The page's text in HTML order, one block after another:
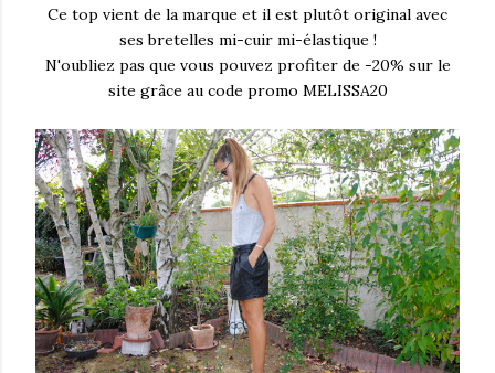
Ce top vient de la marque et il est plutôt original avec
ses bretelles mi-cuir mi-élastique !
N'oubliez pas que vous pouvez profiter de -20% sur le
site grâce au code promo MELISSA20